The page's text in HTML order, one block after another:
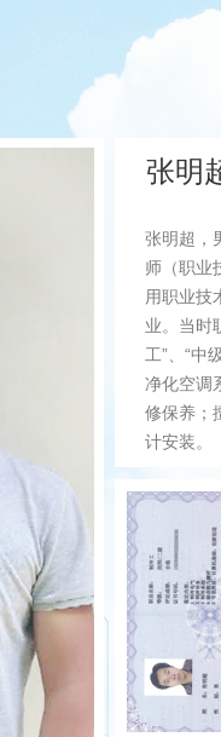
张辉
张辉，男
（职业技
职业技术
当时职业
维修领域
各种工业
擅长品牌